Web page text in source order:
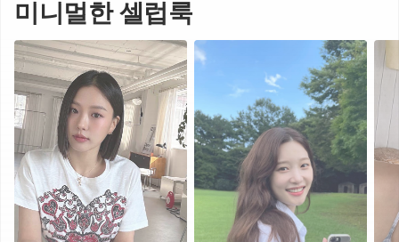
미니멀한 셀럽룩